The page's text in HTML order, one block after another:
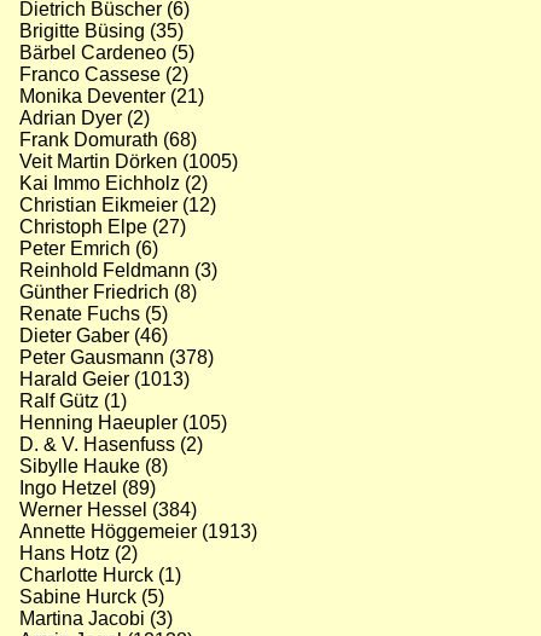
Dietrich Büscher (6)
Brigitte Büsing (35)
Bärbel Cardeneo (5)
Franco Cassese (2)
Monika Deventer (21)
Adrian Dyer (2)
Frank Domurath (68)
Veit Martin Dörken (1005)
Kai Immo Eichholz (2)
Christian Eikmeier (12)
Christoph Elpe (27)
Peter Emrich (6)
Reinhold Feldmann (3)
Günther Friedrich (8)
Renate Fuchs (5)
Dieter Gaber (46)
Peter Gausmann (378)
Harald Geier (1013)
Ralf Gütz (1)
Henning Haeupler (105)
D. & V. Hasenfuss (2)
Sibylle Hauke (8)
Ingo Hetzel (89)
Werner Hessel (384)
Annette Höggemeier (1913)
Hans Hotz (2)
Charlotte Hurck (1)
Sabine Hurck (5)
Martina Jacobi (3)